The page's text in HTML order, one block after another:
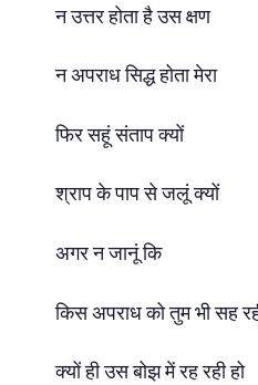
न उत्तर होता है उस क्षण
न अपराध सिद्ध होता मेरा
फिर सहूं संताप क्यों
श्राप के पाप से जलूं क्यों
अगर न जानूं कि
किस अपराध को तुम भी सह
क्यों ही उस बोझ में रह रही हो